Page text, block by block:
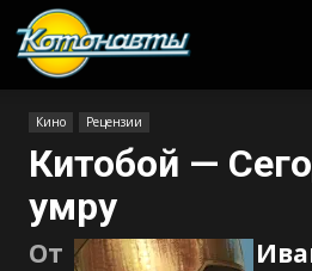
Кино Рецензии
Китобой —
умру
От